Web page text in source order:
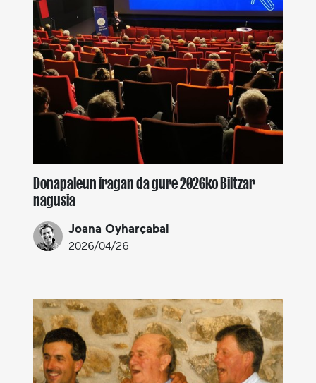
Donapaleun iragan da gure 2026ko Biltzar
nagusia
Joana Oyharçabal
2026/04/26